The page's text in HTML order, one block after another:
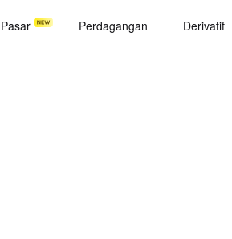
Pasar Perdagangan Derivatif